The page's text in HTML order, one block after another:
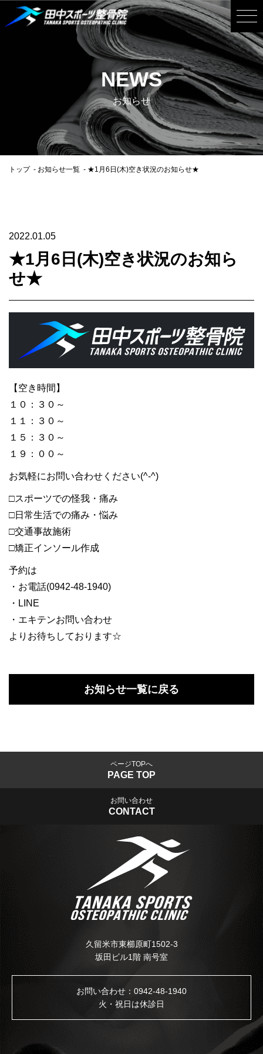
NEWS
お知らせ
トップ お知らせ一覧 ★1月6日(木)空き状況のお知らせ★
2022.01.05
★1月6日(木)空き状況のお知ら
せ★
【空き時間】
１０：３０～
１１：３０～
１５：３０～
１９：００～
お気軽にお問い合わせください(^-^)
□スポーツでの怪我・痛み
□日常生活での痛み・悩み
□交通事故施術
□矯正インソール作成
予約は
・お電話(0942-48-1940)
・LINE
・エキテンお問い合わせ
よりお待ちしております☆
お知らせ一覧に戻る
ページTOPへ
PAGE TOP
お問い合わせ
CONTACT
久留米市東櫛原町1502-3
坂田ビル1階 南号室
お問い合わせ： 0942-48-1940
火・祝日は休診日